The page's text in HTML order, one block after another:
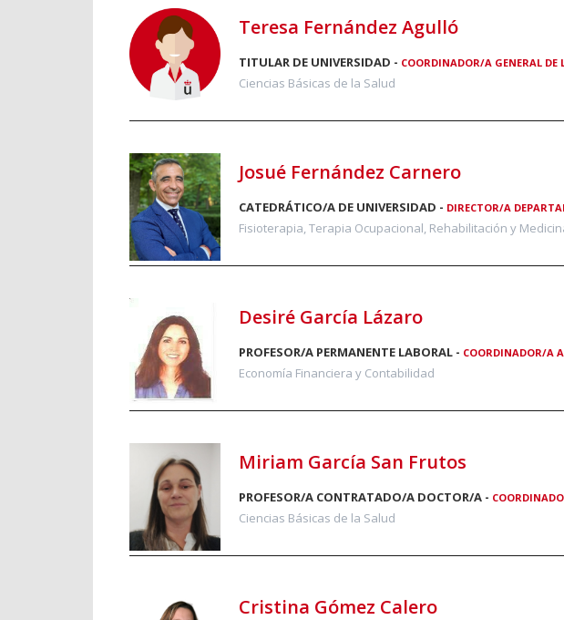
Teresa Fernández Agulló
TITULAR DE UNIVERSIDAD - COORDINADOR/A GENERAL DE
Ciencias Básicas de la Salud
Josué Fernández Carnero
CATEDRÁTICO/A DE UNIVERSIDAD - DIRECTOR/A
Fisioterapia, Terapia Ocupacional, Rehabilitación y
Desiré García Lázaro
PROFESOR/A PERMANENTE LABORAL - COORDINADOR/A
Economía Financiera y Contabilidad
Miriam García San Frutos
PROFESOR/A CONTRATADO/A DOCTOR/A -
Ciencias Básicas de la Salud
Cristina Gómez Calero